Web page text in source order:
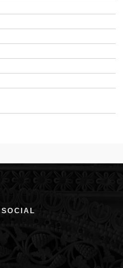
SOCIAL